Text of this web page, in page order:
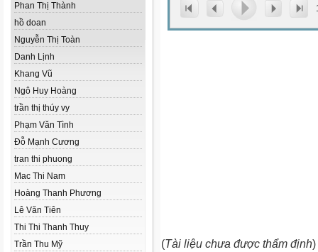
Phan Thị Thành
hồ doan
Nguyễn Thị Toàn
Danh Lịnh
Khang Vũ
Ngô Huy Hoàng
trần thị thúy vy
Phạm Văn Tình
Đỗ Mạnh Cương
tran thi phuong
Mac Thi Nam
Hoàng Thanh Phương
Lê Văn Tiên
Thi Thi Thanh Thuy
Trần Thu Mỹ
(Tài liệu chưa được thẩm định)